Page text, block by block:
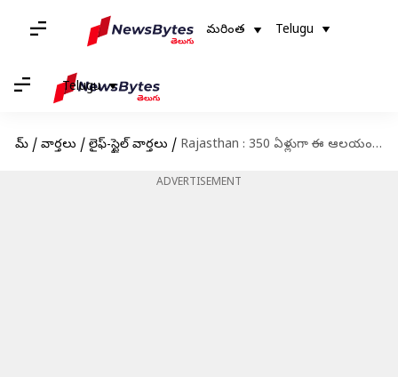
మరింత Telugu
Telugu
హోమ్ / వార్తలు / లైఫ్-స్టైల్ వార్తలు / Rajasthan : 350 ఏళ్లుగా ఈ ఆలయంలో ప్రసాదం దోపిడీ.. కారణం ఏంటో తెలిస్తే ఆశ్చర్యపోవడం ఖాయం
ADVERTISEMENT